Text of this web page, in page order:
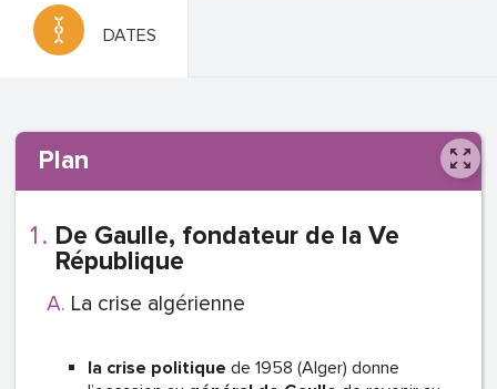
DATES
Plan
De Gaulle, fondateur de la Ve
République
La crise algérienne
la crise politique de 1958 (Alger) donne